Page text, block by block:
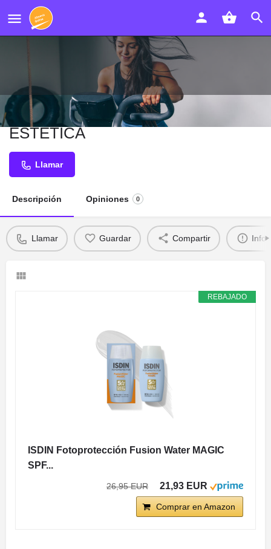
OTHER LOOK PELUQUERIA Y
ESTETICA
Llamar
Descripción Opiniones 0
Llamar Guardar Compartir
REBAJADO
ISDIN Fotoprotección Fusion Water MAGIC
SPF...
26,95 EUR 21,93 EUR
Comprar en Amazon